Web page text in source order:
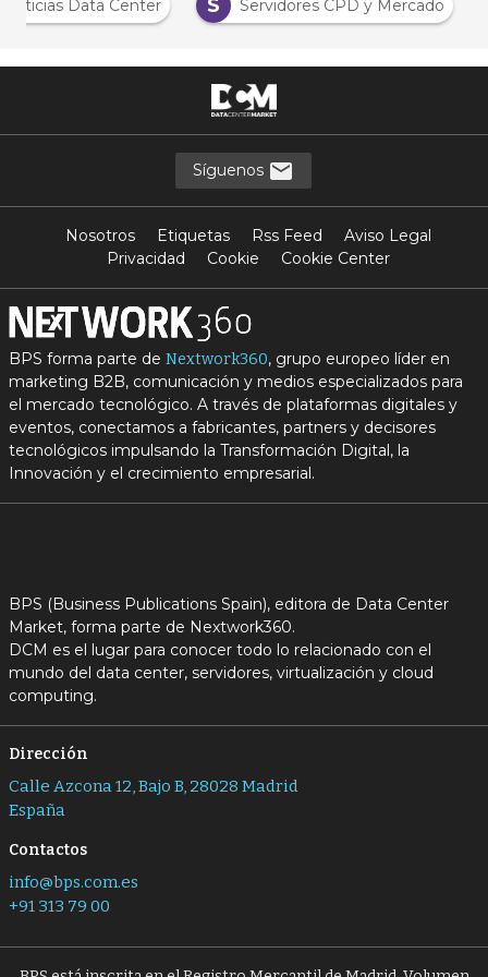
Noticias Data Center S Servidores CPD y Mercado
Síguenos
Nosotros Etiquetas Rss Feed
Aviso Legal
Privacidad
Cookie Cookie Center
BPS forma parte de Nextwork360, grupo europeo líder en
marketing B2B, comunicación y medios especializados para
el mercado tecnológico. A través de plataformas digitales y
eventos, conectamos a fabricantes, partners y decisores
tecnológicos impulsando la Transformación Digital, la
Innovación y el crecimiento empresarial.
BPS (Business Publications Spain), editora de Data Center
Market, forma parte de Nextwork360.
DCM es el lugar para conocer todo lo relacionado con el
mundo del data center, servidores, virtualización y cloud
computing.
Dirección
Calle Azcona 12, Bajo B, 28028 Madrid
España
Contactos
info@bps.com.es
+91 313 79 00